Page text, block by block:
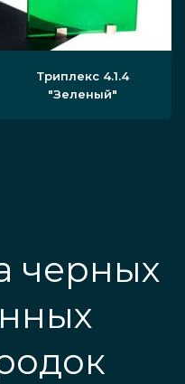
Триплекс 4.1.4
"Зеленый"
черных